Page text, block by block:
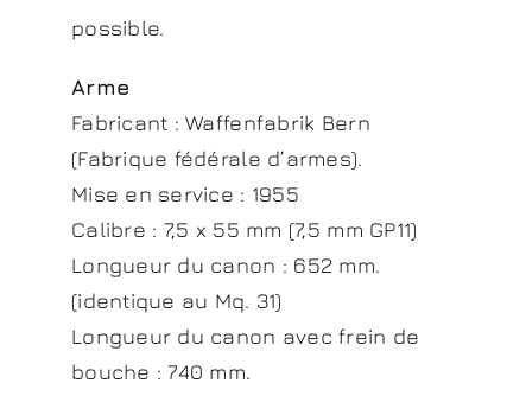
possible.
Arme
Fabricant : Waffenfabrik Bern
(Fabrique fédérale d’armes).
Mise en service : 1955
Calibre : 7,5 x 55 mm (7,5 mm GP11)
Longueur du canon : 652 mm.
(identique au Mq. 31)
Longueur du canon avec frein de
bouche : 740 mm.